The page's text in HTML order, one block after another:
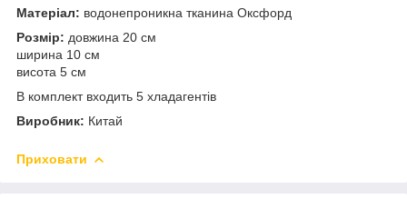
Матеріал: водонепроникна тканина Оксфорд
Розмір: довжина 20 см
ширина 10 см
висота 5 см
В комплект входить 5 хладагентів
Виробник: Китай
Приховати